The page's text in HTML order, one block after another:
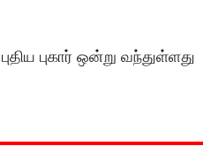
புகார் ஒன்று வந்துள்ளது